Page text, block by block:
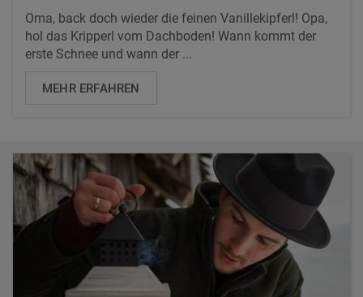
Oma, back doch wieder die feinen Vanillekipferl! Opa,
hol das Kripperl vom Dachboden! Wann kommt der
erste Schnee und wann der ...
MEHR ERFAHREN